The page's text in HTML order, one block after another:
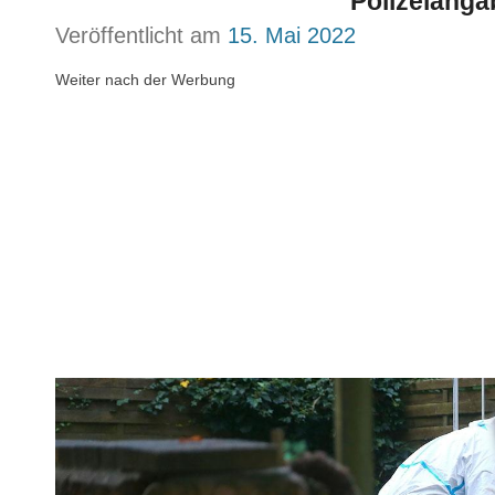
Veröffentlicht am 15. Mai 2022
Weiter nach der Werbung